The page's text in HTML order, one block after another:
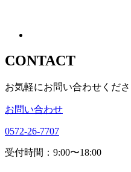
CONTACT
お気軽にお問い合わせくださ
お問い合わせ
0572-26-7707
受付時間：9:00〜18:00